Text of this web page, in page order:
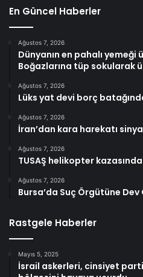
En Güncel Haberler
Ağustos 7, 2026
Dünyanın en pahalı
Boğazlarına tüp sokularak
Ağustos 7, 2026
Lüks yat devi borç
Ağustos 7, 2026
İran’dan kara harekatı
Ağustos 7, 2026
TUSAŞ helikopter
Ağustos 7, 2026
Bursa’da Suç Örgütüne
Rastgele Haberler
Mayıs 5, 2025
İsrail askerleri, cinsiyet